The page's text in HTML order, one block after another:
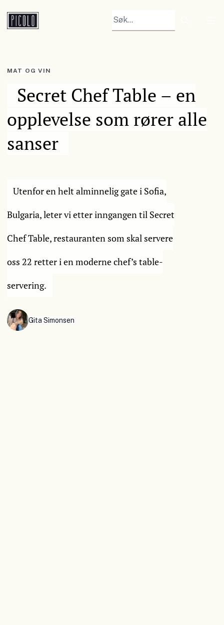
MAT OG VIN
Secret Chef Table – en
opplevelse som rører alle
sanser
Utenfor en helt alminnelig gate i Sofia,
Bulgaria, leter vi etter inngangen til Secret
Chef Table, restauranten som skal servere
oss 22 retter i en moderne chef’s table-
servering.
Gita Simonsen